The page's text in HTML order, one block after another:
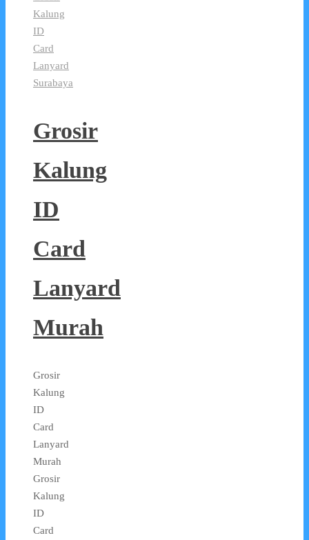
Kalung
ID
Card
Lanyard
Surabaya
Grosir
Kalung
ID
Card
Lanyard
Murah
Grosir
Kalung
ID
Card
Lanyard
Murah
Grosir
Kalung
ID
Card